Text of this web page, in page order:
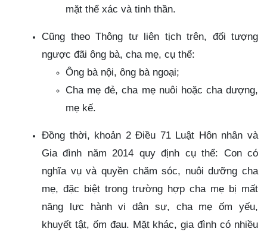
mặt thể xác và tinh thần.
Cũng theo Thông tư liên tịch trên, đối tượng
ngược đãi ông bà, cha mẹ, cụ thể:
Ông bà nội, ông bà ngoại;
Cha mẹ đẻ, cha mẹ nuôi hoặc cha dượng,
mẹ kế.
Đồng thời, khoản 2 Điều 71 Luật Hôn nhân và
Gia đình năm 2014 quy định cụ thể: Con có
nghĩa vụ và quyền chăm sóc, nuôi dưỡng cha
mẹ, đặc biệt trong trường hợp cha mẹ bị mất
năng lực hành vi dân sự, cha mẹ ốm yếu,
khuyết tật, ốm đau. Mặt khác, gia đình có nhiều